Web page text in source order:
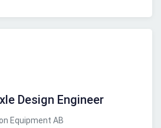
Design Engineer
Equipment AB